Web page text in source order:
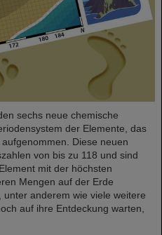
sechs neue chemische
der Elemente, das
Diese neuen
von bis zu 118 und sind
mit der höchsten
Mengen auf der Erde
anderem wie viele weitere
auf ihre Entdeckung warten,